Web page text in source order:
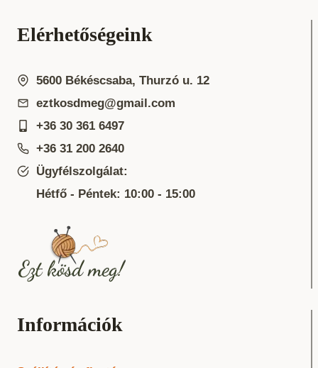
Elérhetőségeink
5600 Békéscsaba, Thurzó u. 12
eztkosdmeg@gmail.com
+36 30 361 6497
+36 31 200 2640
Ügyfélszolgálat:
Hétfő - Péntek: 10:00 - 15:00
Információk